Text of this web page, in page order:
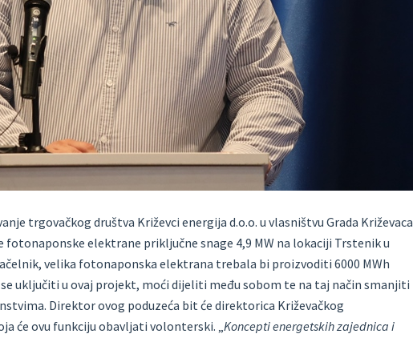
trgovačkog društva Križevci energija d.o.o. u vlasništvu Grada Križevaca
elektrane priključne snage 4,9 MW na lokaciji Trstenik u
velika fotonaponska elektrana trebala bi proizvoditi 6000 MWh
uključiti u ovaj projekt, moći dijeliti među sobom te na taj način smanjiti
Direktor ovog poduzeća bit će direktorica Križevačkog
će ovu funkciju obavljati volonterski. „Koncepti energetskih zajednica i